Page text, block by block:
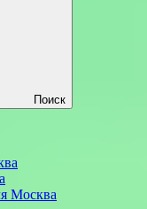
Поиск
Москва